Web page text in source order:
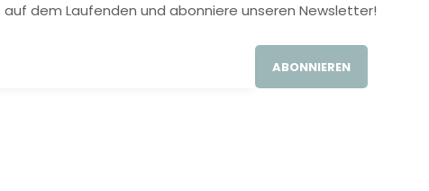
auf dem Laufenden und abonniere unseren Newsletter!
ABONNIEREN